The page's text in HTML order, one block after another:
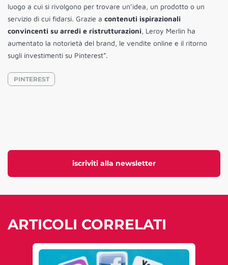
iscriviti alla newsletter
luogo a cui si rivolgono per trovare un’idea, un prodotto o un
servizio di cui fidarsi. Grazie a contenuti ispirazionali
convincenti su arredi e ristrutturazioni, Leroy Merlin ha
aumentato la notorietà del brand, le vendite online e il ritorno
sugli investimenti su Pinterest”.
PINTEREST
ARTICOLI CORRELATI